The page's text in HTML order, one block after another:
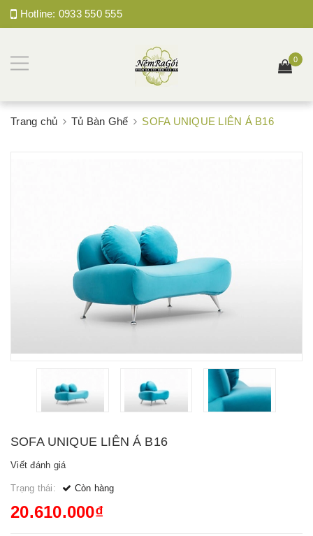
Hotline: 0933 550 555
0
Trang chủ Tủ Bàn Ghế SOFA UNIQUE LIÊN Á B16
SOFA UNIQUE LIÊN Á B16
Viết đánh giá
Trạng thái: Còn hàng
20.610.000₫